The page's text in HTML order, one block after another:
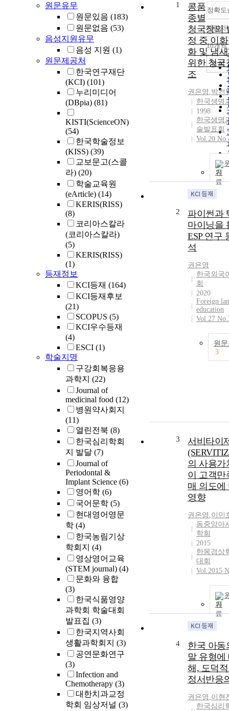
원문유무
원문있음 (183)
원문없음 (53)
음성지원유무
음성 지원 (1)
원문제공처
한국연구재단
(KCI) (101)
누리미디어
(DBpia) (81)
KISTI(ScienceON)
(54)
한국학술정보
(KISS) (39)
교보문고(스콜
라) (20)
학술교육원
(eArticle) (14)
KERIS(RISS)
(8)
코리아스칼라
(코리아스칼라)
(5)
KERIS(RISS)
(1)
등재정보
KCI등재 (164)
KCI등재후보
(21)
SCOPUS (5)
KCI우수등재
(4)
ESCI (1)
학술지명
구강회복응용
과학지 (22)
Journal of
medicinal food (12)
병원약사회지
(11)
열린전북 (8)
한국심리학회
지 발달 (7)
Journal of
Periodontal &
Implant Science (6)
영어학 (6)
국어문학 (5)
현대영어영문
학 (4)
한국농림기상
학회지 (4)
영상영어교육
(STEM journal) (4)
문화와 융합
(3)
한국식품영양
과학회 학술대회
발표집 (3)
한국지역사회
생활과학회지 (3)
공연문화연구
(3)
Infection and
Chemotherapy (3)
대한치과교정
학회 임상저널 (3)
정확도
내림차
10개씩
조회
1
콩품
종별
청국장의
정 중 이
화 및 냄
위한 청국
조
권은영 ,박건
한국생명
1998
한국생명
술발표회
Vol.20
기
2
파이썬과
마이닝을
ESP 연구
석
권은영
한국외국
회
2020
Foreign
education
Vol.27
원
3
3
서비타이
의 사용가
이 고객만
매 의도에
영향
권은영 ,이민
동중앙아
학회
2015
한몽경상
대회
Vol.2015
기
4
한국 아동
말 유형에
해, 도덕
정서반응
권은영 ,이현
한국심리